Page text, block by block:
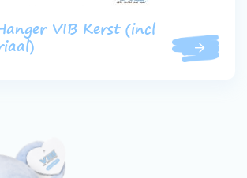
VIB Kerst (incl